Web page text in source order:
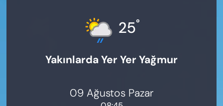
25°
Yakınlarda Yer Yer Yağmur
09 Ağustos Pazar
SPOR